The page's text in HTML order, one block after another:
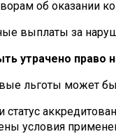
об оказании
выплаты за
утрачено право
льготы может
статус
условия